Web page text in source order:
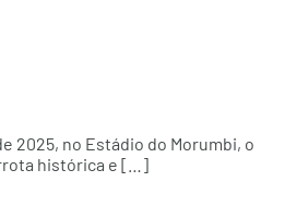
2025, no Estádio do Morumbi, o
histórica e […]